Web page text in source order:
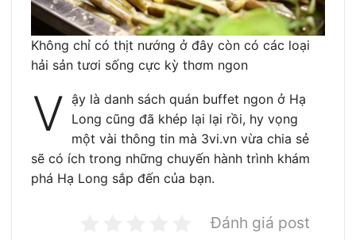
Không chỉ có thịt nướng ở đây còn có các loại
hải sản tươi sống cực kỳ thơm ngon
V ậy là danh sách quán buffet ngon ở Hạ
Long cũng đã khép lại lại rồi, hy vọng
một vài thông tin mà 3vi.vn vừa chia sẻ
sẽ có ích trong những chuyến hành trình khám
phá Hạ Long sắp đến của bạn.
Đánh giá post